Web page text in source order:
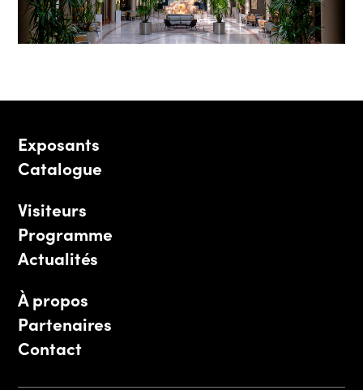
Exposants
Catalogue
Visiteurs
Programme
Actualités
À propos
Partenaires
Contact